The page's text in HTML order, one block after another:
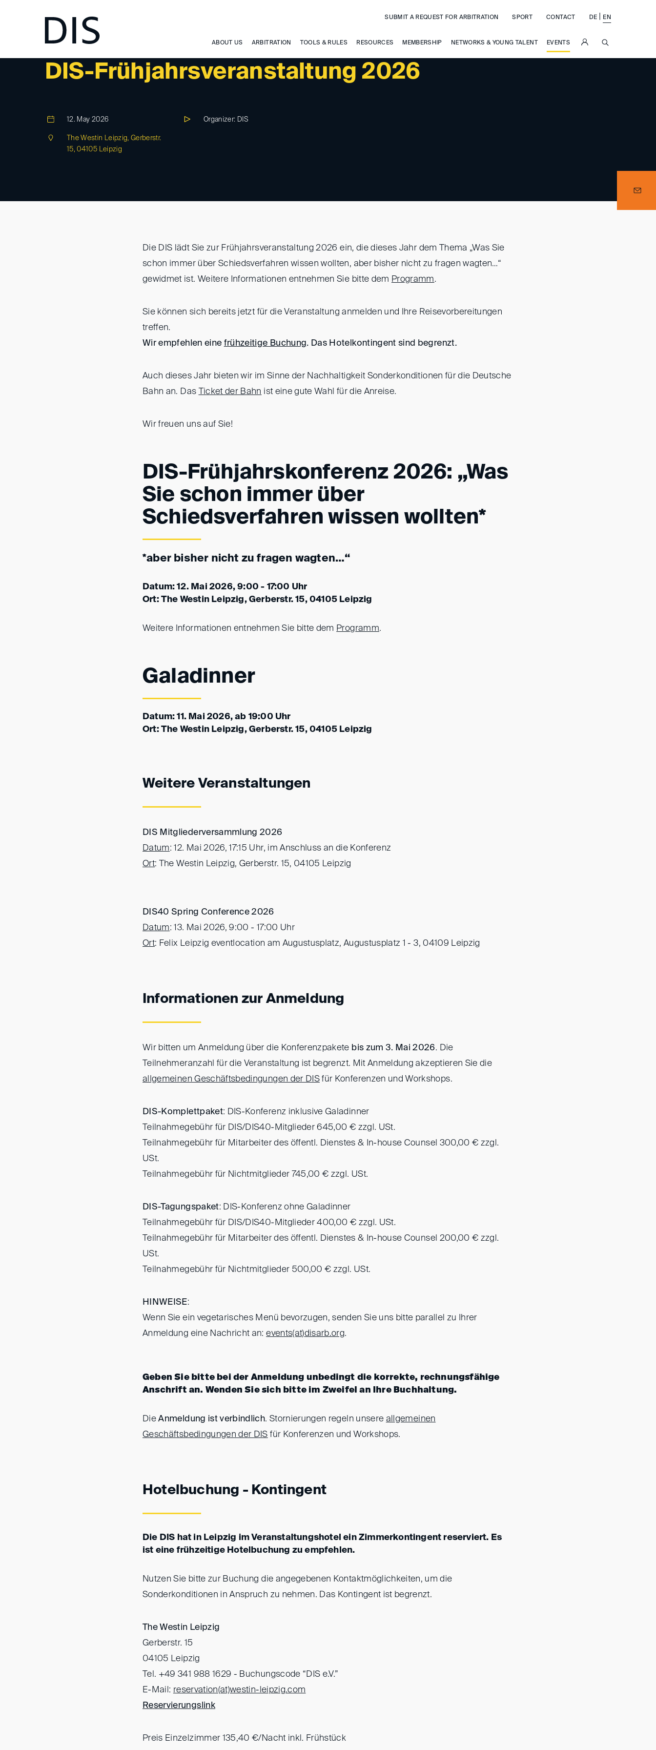
ABOUT US ARBITRATION TOOLS & RULES RESOURCES MEMBERSHIP NETWORKS & YOUNG TALENT EVENTS
SUBMIT A REQUEST FOR ARBITRATION SPORT CONTACT DE EN
DIS-Frühjahrsveranstaltung 2026
DIS-EVENT
12. May 2026
The Westin Leipzig, Gerberstr.
15, 04105 Leipzig
Organizer: DIS
Die DIS lädt Sie zur Frühjahrsveranstaltung 2026 ein, die dieses Jahr dem Thema „Was Sie
schon immer über Schiedsverfahren wissen wollten, aber bisher nicht zu fragen wagten…“
gewidmet ist. Weitere Informationen entnehmen Sie bitte dem Programm.
Sie können sich bereits jetzt für die Veranstaltung anmelden und Ihre Reisevorbereitungen
treffen.
Wir empfehlen eine frühzeitige Buchung. Das Hotelkontingent sind begrenzt.
Auch dieses Jahr bieten wir im Sinne der Nachhaltigkeit Sonderkonditionen für die Deutsche
Bahn an. Das Ticket der Bahn ist eine gute Wahl für die Anreise.
Wir freuen uns auf Sie!
DIS-Frühjahrskonferenz 2026: „Was
Sie schon immer über
Schiedsverfahren wissen wollten*
*aber bisher nicht zu fragen wagten…“
Datum: 12. Mai 2026, 9:00 - 17:00 Uhr
Ort: The Westin Leipzig, Gerberstr. 15, 04105 Leipzig
Weitere Informationen entnehmen Sie bitte dem Programm.
Galadinner
Datum: 11. Mai 2026, ab 19:00 Uhr
Ort: The Westin Leipzig, Gerberstr. 15, 04105 Leipzig
Weitere Veranstaltungen
DIS Mitgliederversammlung 2026
Datum: 12. Mai 2026, 17:15 Uhr, im Anschluss an die Konferenz
Ort: The Westin Leipzig, Gerberstr. 15, 04105 Leipzig
DIS40 Spring Conference 2026
Datum: 13. Mai 2026, 9:00 - 17:00 Uhr
Ort: Felix Leipzig eventlocation am Augustusplatz, Augustusplatz 1 - 3, 04109 Leipzig
Informationen zur Anmeldung
Wir bitten um Anmeldung über die Konferenzpakete bis zum 3. Mai 2026. Die
Teilnehmeranzahl für die Veranstaltung ist begrenzt. Mit Anmeldung akzeptieren Sie die
allgemeinen Geschäftsbedingungen der DIS für Konferenzen und Workshops.
DIS-Komplettpaket: DIS-Konferenz inklusive Galadinner
Teilnahmegebühr für DIS/DIS40-Mitglieder 645,00 € zzgl. USt.
Teilnahmegebühr für Mitarbeiter des öffentl. Dienstes & In-house Counsel 300,00 € zzgl.
USt.
Teilnahmegebühr für Nichtmitglieder 745,00 € zzgl. USt.
DIS-Tagungspaket: DIS-Konferenz ohne Galadinner
Teilnahmegebühr für DIS/DIS40-Mitglieder 400,00 € zzgl. USt.
Teilnahmegebühr für Mitarbeiter des öffentl. Dienstes & In-house Counsel 200,00 € zzgl.
USt.
Teilnahmegebühr für Nichtmitglieder 500,00 € zzgl. USt.
HINWEISE:
Wenn Sie ein vegetarisches Menü bevorzugen, senden Sie uns bitte parallel zu Ihrer
Anmeldung eine Nachricht an:events(at)disarb.org.
Geben Sie bitte bei der Anmeldung unbedingt die korrekte, rechnungsfähige
Anschrift an. Wenden Sie sich bitte im Zweifel an Ihre Buchhaltung.
DieAnmeldung ist verbindlich. Stornierungen regeln unsere allgemeinen
Geschäftsbedingungen der DIS für Konferenzen und Workshops.
Hotelbuchung - Kontingent
Die DIS hat in Leipzig im Veranstaltungshotel ein Zimmerkontingent reserviert. Es
ist eine frühzeitige Hotelbuchung zu empfehlen.
Nutzen Sie bitte zur Buchung die angegebenen Kontaktmöglichkeiten, um die
Sonderkonditionen in Anspruch zu nehmen. Das Kontingent ist begrenzt.
The Westin Leipzig
Gerberstr. 15
04105 Leipzig
Tel. +49 341 988 1629 - Buchungscode “DIS e.V.”
E-Mail: reservation(at)westin-leipzig.com
Reservierungslink
Preis Einzelzimmer 135,40 €/Nacht inkl. Frühstück